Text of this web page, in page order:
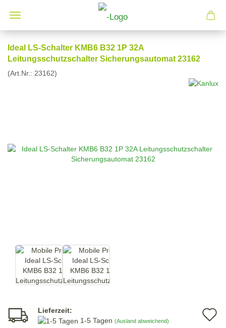
Ideal LS-Schalter KMB6 B32 1P 32A
Leitungsschutzschalter Sicherungsautomat 23162
(Art.Nr.: 23162)
Lieferzeit:
1-5 Tagen (Ausland abweichend)